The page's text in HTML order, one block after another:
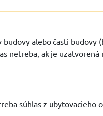
budovy alebo časti budovy
netreba, ak je uzatvorená
súhlas z ubytovacieho